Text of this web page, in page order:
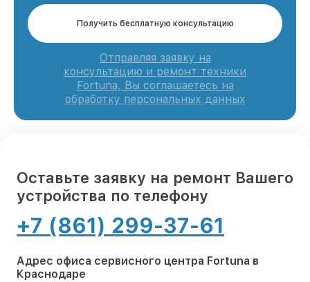
Получить бесплатную консультацию
Отправляя заявку на
консультацию и ремонт техники
Fortuna, Вы соглашаетесь на
обработку персональных данных
Оставьте заявку на ремонт Вашего
устройства по телефону
+7 (861) 299-37-61
Адрес офиса сервисного центра Fortuna в
Краснодаре